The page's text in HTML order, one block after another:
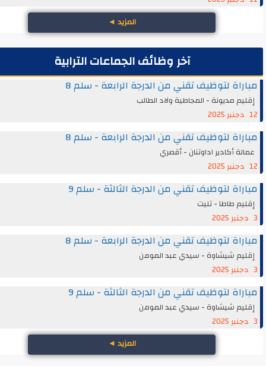
◄
آخر وظائف الجماعات الترابية
لتوظيف تقني من الدرجة الرابعة - سلم 8
مديونة - المجاطية ولاد الطالب
لتوظيف تقني من الدرجة الرابعة - سلم 8
أكادير اداوتنان - أقصري
لتوظيف تقني من الدرجة الثالثة - سلم 9
طاطا - تليت
لتوظيف تقني من الدرجة الرابعة - سلم 8
شيشاوة - سيدي عبد المومن
لتوظيف تقني من الدرجة الثالثة - سلم 9
شيشاوة - سيدي عبد المومن
◄